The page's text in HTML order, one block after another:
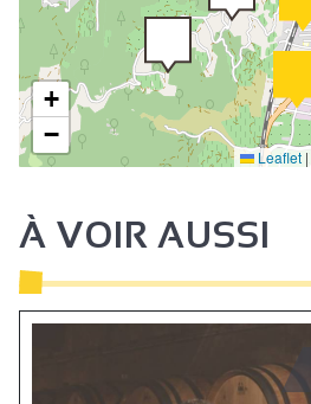
+
−
Leaflet |
À VOIR AUSSI